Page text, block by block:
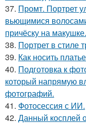
37. Промт. Портрет
вьющимися
причёску на макушке.
38. Портрет в стиле
39. Как носить
40. Подготовка к
который напрямую
фотографий.
41. Фотосессия с ИИ.
42. Данный косплей